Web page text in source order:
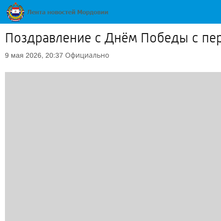
Поздравление с Днём Победы с
9 мая 2026, 20:37 Официально